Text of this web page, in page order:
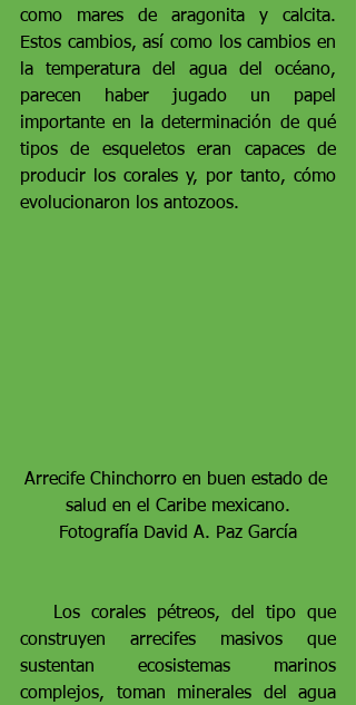
como mares de aragonita y calcita.
Estos cambios, así como los cambios en
la temperatura del agua del océano,
parecen haber jugado un papel
importante en la determinación de qué
tipos de esqueletos eran capaces de
producir los corales y, por tanto, cómo
evolucionaron los antozoos.
Arrecife Chinchorro en buen estado de
salud en el Caribe mexicano.
Fotografía David A. Paz García
construyen arrecifes masivos que
sustentan ecosistemas marinos
complejos, toman minerales del agua